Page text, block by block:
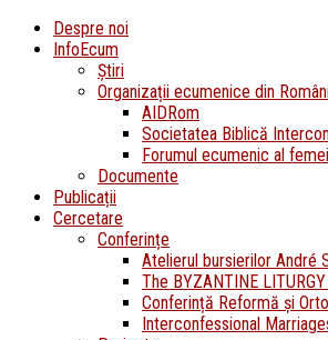
Despre noi
InfoEcum
Știri
Organizații ecumenice din
AIDRom
Societatea Biblică
Forumul ecumenic al
Documente
Publicații
Cercetare
Conferințe
Atelierul bursierilor André
The BYZANTINE
Conferință Reformă și
Interconfessional